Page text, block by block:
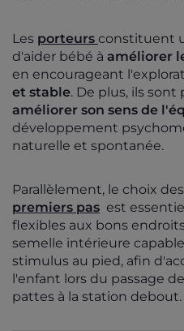
Les porteurs constituent
d'aider bébé à améliorer
en encourageant
et stable. De plus, ils
améliorer son sens de
développement
naturelle et spontanée.
Parallèlement, le choix des
premiers pas est
flexibles aux bons
semelle intérieure
stimulus au pied, afin
l'enfant lors du passage
pattes à la station debout.